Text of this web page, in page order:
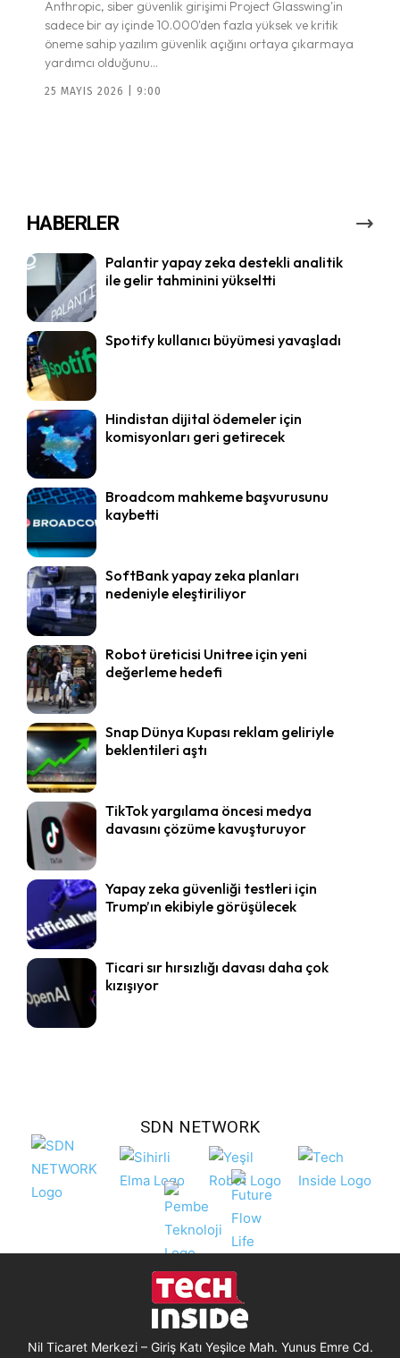
Anthropic, siber güvenlik girişimi Project Glasswing'in
sadece bir ay içinde 10.000'den fazla yüksek ve kritik
öneme sahip yazılım güvenlik açığını ortaya çıkarmaya
yardımcı olduğunu...
25 MAYIS 2026 | 9:00
HABERLER
Palantir yapay zeka destekli analitik
ile gelir tahminini yükseltti
Spotify kullanıcı büyümesi yavaşladı
Hindistan dijital ödemeler için
komisyonları geri getirecek
Broadcom mahkeme başvurusunu
kaybetti
SoftBank yapay zeka planları
nedeniyle eleştiriliyor
Robot üreticisi Unitree için yeni
değerleme hedefi
Snap Dünya Kupası reklam geliriyle
beklentileri aştı
TikTok yargılama öncesi medya
davasını çözüme kavuşturuyor
Yapay zeka güvenliği testleri için
Trump’ın ekibiyle görüşülecek
Ticari sır hırsızlığı davası daha çok
kızışıyor
SDN NETWORK
Nil Ticaret Merkezi – Giriş Katı Yeşilce Mah. Yunus Emre Cd.